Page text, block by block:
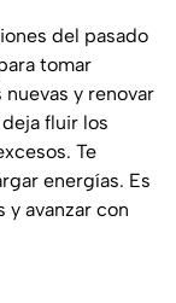
del pasado
tomar
y renovar
fluir los
Te
energías. Es
avanzar con